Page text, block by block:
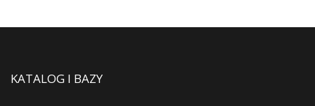
KATALOG I BAZY